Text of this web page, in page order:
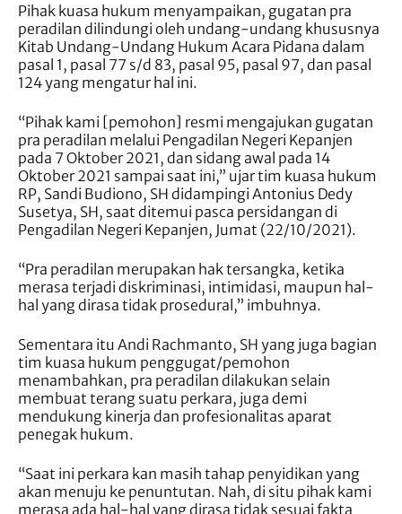
Pihak kuasa hukum menyampaikan, gugatan pra
peradilan dilindungi oleh undang-undang khususnya
Kitab Undang-Undang Hukum Acara Pidana dalam
pasal 1, pasal 77 s/d 83, pasal 95, pasal 97, dan pasal
124 yang mengatur hal ini.
“Pihak kami [pemohon] resmi mengajukan gugatan
pra peradilan melalui Pengadilan Negeri Kepanjen
pada 7 Oktober 2021, dan sidang awal pada 14
Oktober 2021 sampai saat ini,” ujar tim kuasa hukum
RP, Sandi Budiono, SH didampingi Antonius Dedy
Susetya, SH, saat ditemui pasca persidangan di
Pengadilan Negeri Kepanjen, Jumat (22/10/2021).
“Pra peradilan merupakan hak tersangka, ketika
merasa terjadi diskriminasi, intimidasi, maupun hal-
hal yang dirasa tidak prosedural,” imbuhnya.
Sementara itu Andi Rachmanto, SH yang juga bagian
tim kuasa hukum penggugat/pemohon
menambahkan, pra peradilan dilakukan selain
membuat terang suatu perkara, juga demi
mendukung kinerja dan profesionalitas aparat
penegak hukum.
“Saat ini perkara kan masih tahap penyidikan yang
akan menuju ke penuntutan. Nah, di situ pihak kami
merasa ada hal-hal yang dirasa tidak sesuai fakta